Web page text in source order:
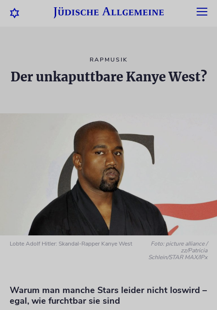
RAPMUSIK
Der unkaputtbare Kanye West?
Lobte Adolf Hitler: Skandal-Rapper Kanye West
Foto: picture alliance /
zz/Patricia
Schlein/STAR MAX/IPx
Warum man manche Stars leider nicht loswird –
egal, wie furchtbar sie sind